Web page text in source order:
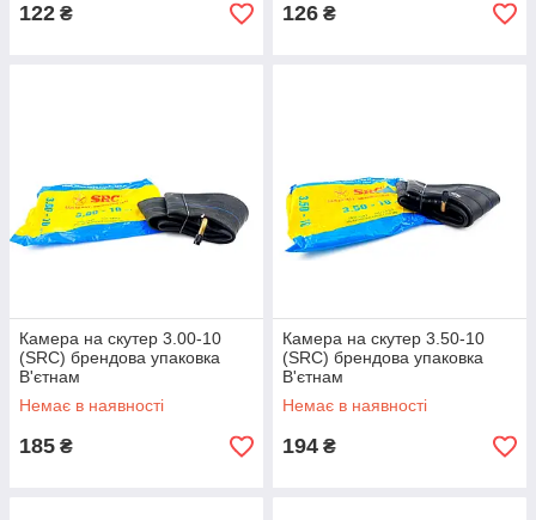
122 ₴ 126 ₴
Камера на скутер 3.00-10
(SRC) брендова упаковка
В'єтнам
Немає в наявності
185 ₴
Камера на скутер 3.50-10
(SRC) брендова упаковка
В'єтнам
Немає в наявності
194 ₴